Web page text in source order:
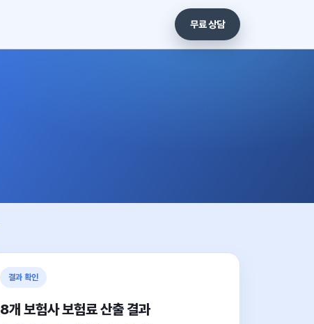
무료 상담
결과 확인
8개 보험사 보험료 산출 결과